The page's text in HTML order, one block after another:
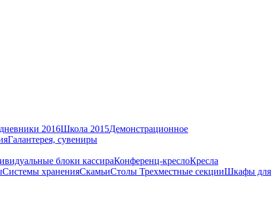
2016Школа 2015Демонстрационное
Галантерея, сувениры
блоки кассираКонференц-креслоКресла
Системы храненияСкамьиСтолы Трехместные секцииШкафы для